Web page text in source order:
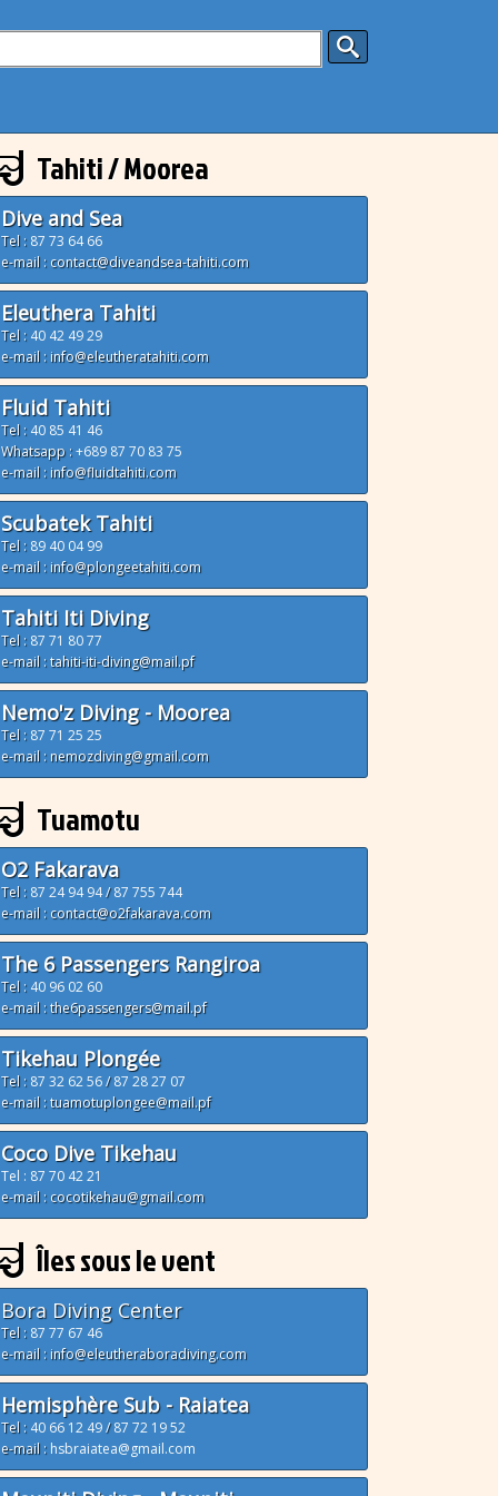
Tahiti / Moorea
Dive and Sea
Tel : 87 73 64 66
e-mail : contact@diveandsea-tahiti.com
Eleuthera Tahiti
Tel : 40 42 49 29
e-mail : info@eleutheratahiti.com
Fluid Tahiti
Tel : 40 85 41 46
Whatsapp :+689 87 70 83 75
e-mail : info@fluidtahiti.com
Scubatek Tahiti
Tel : 89 40 04 99
e-mail : info@plongeetahiti.com
Tahiti Iti Diving
Tel : 87 71 80 77
e-mail : tahiti-iti-diving@mail.pf
Nemo'z Diving - Moorea
Tel : 87 71 25 25
e-mail : nemozdiving@gmail.com
Tuamotu
O2 Fakarava
Tel : 87 24 94 94/87 755 744
e-mail : contact@o2fakarava.com
The 6 Passengers Rangiroa
Tel : 40 96 02 60
e-mail : the6passengers@mail.pf
Tikehau Plongée
Tel : 87 32 62 56/87 28 27 07
e-mail : tuamotuplongee@mail.pf
Coco Dive Tikehau
Tel : 87 70 42 21
e-mail : cocotikehau@gmail.com
Îles sous le vent
Bora Diving Center
Tel : 87 77 67 46
e-mail : info@eleutheraboradiving.com
Hemisphère Sub - Raiatea
Tel : 40 66 12 49/87 72 19 52
e-mail : hsbraiatea@gmail.com